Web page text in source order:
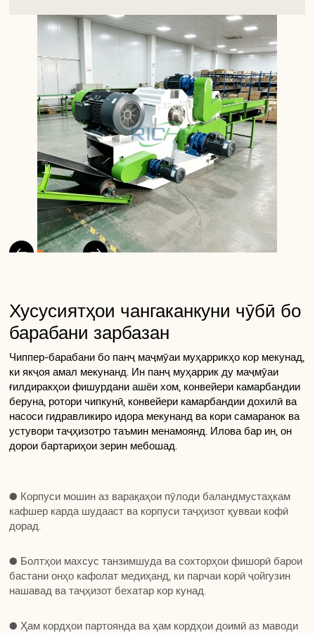
шуда, ба коркарди сардкунӣ дучор мешавад, ки онро ба
осеб аз михҳо ва дигар қисмҳои металлӣ дар ашёи хом
тобовар мегардонад.
● Ҳама болғаҳо ҷудошаванда ва насбшавандаанд, ки
нигоҳдории таҷҳизот ва иваз кардани қисмҳоро дар оянда
осон мекунад.
● Таҷҳизот бо корпуси ғафсшудаи пурқувват ва
● Корпуси мошин аз варақаҳои пӯлоди баландмустаҳкам
кафшер карда шудааст ва корпуси таҷҳизот қувваи кофӣ
дорад.
● Болтҳои махсус танзимшуда ва сохторҳои фишорӣ барои
бастани онҳо кафолат медиҳанд, ки парчаи корӣ ҷойгузин
нашавад ва таҷҳизот бехатар кор кунад.
● Ҳам кордҳои партоянда ва ҳам кордҳои доимӣ аз маводи
шуда, ба коркарди сардкунӣ дучор мешавад, ки онро ба
осеб аз михҳо ва дигар қисмҳои металлӣ дар ашёи хом
тобовар мегардонад.
● Ҳама болғаҳо ҷудошаванда ва насбшавандаанд, ки
нигоҳдории таҷҳизот ва иваз кардани қисмҳоро дар оянда
осон мекунад.
● Таҷҳизот бо корпуси ғафсшудаи пурқувват ва
Хусусиятҳои чангаканкуни чӯбӣ бо
барабани зарбазан
Чиппер-барабани бо панҷ маҷмӯаи муҳаррикҳо кор мекунад,
ки якҷоя амал мекунанд. Ин панҷ муҳаррик ду маҷмӯаи
ғилдиракҳои фишурдани ашёи хом, конвейери камарбандии
беруна, ротори чипкунӣ, конвейери камарбандии дохилӣ ва
насоси гидравликиро идора мекунанд ва кори самаранок ва
устувори таҷҳизотро таъмин менамоянд. Илова бар ин, он
дорои бартариҳои зерин мебошад.
● Корпуси мошин аз варақаҳои пӯлоди баландмустаҳкам
кафшер карда шудааст ва корпуси таҷҳизот қувваи кофӣ
дорад.
● Болтҳои махсус танзимшуда ва сохторҳои фишорӣ барои
бастани онҳо кафолат медиҳанд, ки парчаи корӣ ҷойгузин
нашавад ва таҷҳизот бехатар кор кунад.
● Ҳам кордҳои партоянда ва ҳам кордҳои доимӣ аз маводи